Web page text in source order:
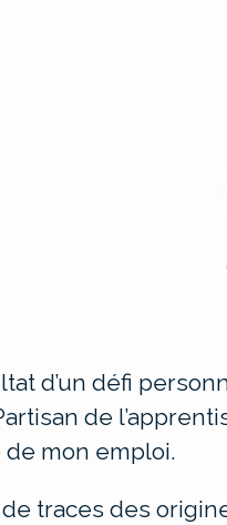
d’un défi
de
mon emploi.
traces des